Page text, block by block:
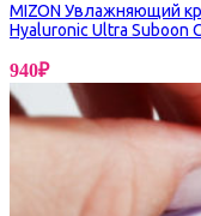
MIZON Увлажняющий
Hyaluronic Ultra Suboon
940₽